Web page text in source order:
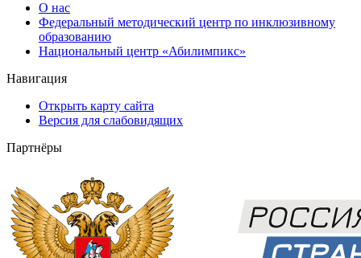
О нас
Федеральный методический центр по инклюзивному
образованию
Национальный центр «Абилимпикс»
Навигация
Открыть карту сайта
Версия для слабовидящих
Партнёры